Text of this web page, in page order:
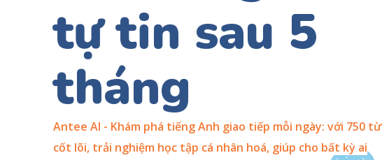
tự tin sau 5
tháng
Antee AI - Khám phá tiếng Anh giao tiếp mỗi ngày: với 750 từ
cốt lõi, trải nghiệm học tập cá nhân hoá, giúp cho bất kỳ ai